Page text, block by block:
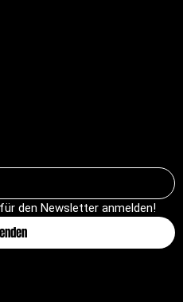
den Newsletter anmelden!